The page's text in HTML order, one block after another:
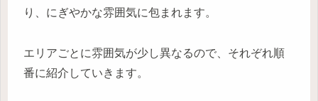
り、にぎやかな雰囲気に包まれます。
エリアごとに雰囲気が少し異なるので、それぞれ順
番に紹介していきます。